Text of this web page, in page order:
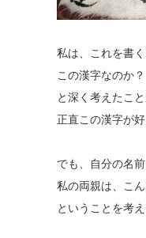
私は、これを書
この漢字なのか？
と深く考えたこ
正直この漢字が
でも、自分の名
私の両親は、こ
ということを考